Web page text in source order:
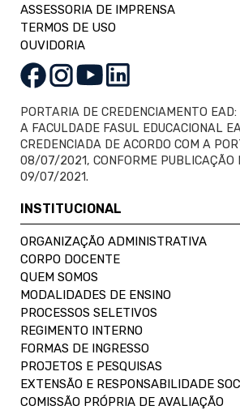
ASSESSORIA DE IMPRENSA
TERMOS DE USO
OUVIDORIA
PORTARIA DE CREDENCIAMENTO EAD:
A FACULDADE FASUL EDUCACIONAL
CREDENCIADA DE ACORDO COM A
08/07/2021, CONFORME PUBLICAÇÃO
09/07/2021.
INSTITUCIONAL
ORGANIZAÇÃO ADMINISTRATIVA
CORPO DOCENTE
QUEM SOMOS
MODALIDADES DE ENSINO
PROCESSOS SELETIVOS
REGIMENTO INTERNO
FORMAS DE INGRESSO
PROJETOS E PESQUISAS
EXTENSÃO E RESPONSABILIDADE
COMISSÃO PRÓPRIA DE AVALIAÇÃO